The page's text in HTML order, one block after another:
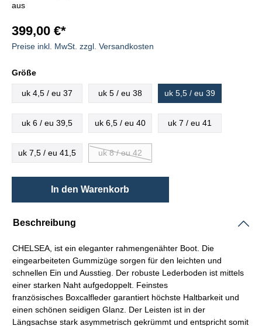
aus
399,00 €*
Preise inkl. MwSt. zzgl. Versandkosten
Größe
uk 4,5 / eu 37 uk 5 / eu 38 uk 5,5 / eu 39
uk 6 / eu 39,5 uk 6,5 / eu 40 uk 7 / eu 41
uk 7,5 / eu 41,5 uk 8 / eu 42
In den Warenkorb
Beschreibung
CHELSEA, ist ein eleganter rahmengenähter Boot. Die
eingearbeiteten Gummizüge sorgen für den leichten und
schnellen Ein und Ausstieg. Der robuste Lederboden ist mittels
einer starken Naht aufgedoppelt. Feinstes
französisches Boxcalfleder garantiert höchste Haltbarkeit und
einen schönen seidigen Glanz. Der Leisten ist in der
Längsachse stark asymmetrisch gekrümmt und entspricht somit